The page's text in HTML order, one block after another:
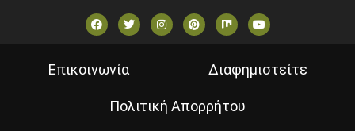
Επικοινωνία Διαφημιστείτε
Πολιτική Απορρήτου